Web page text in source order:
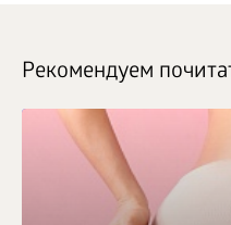
Рекомендуем